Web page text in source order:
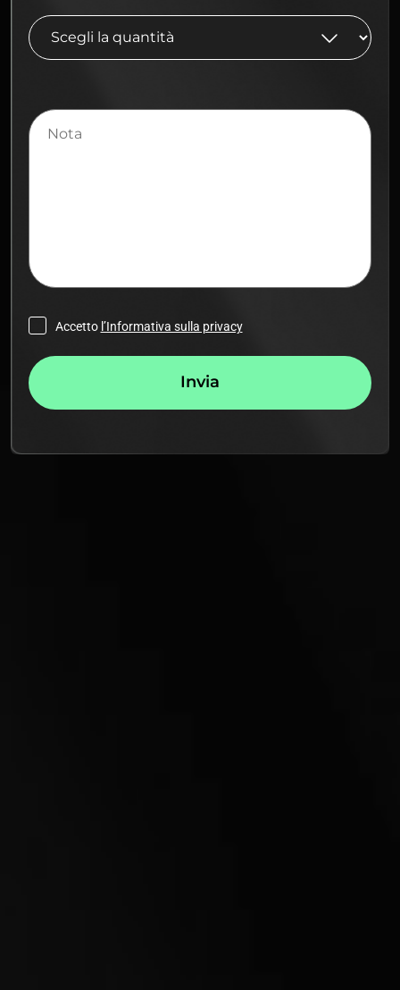
Nota
Accetto l’Informativa sulla privacy
Invia